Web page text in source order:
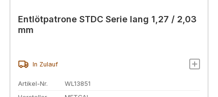
Entlötpatrone STDC Serie lang 1,27 / 2,03
mm
In Zulauf
Artikel-Nr.
WL13851